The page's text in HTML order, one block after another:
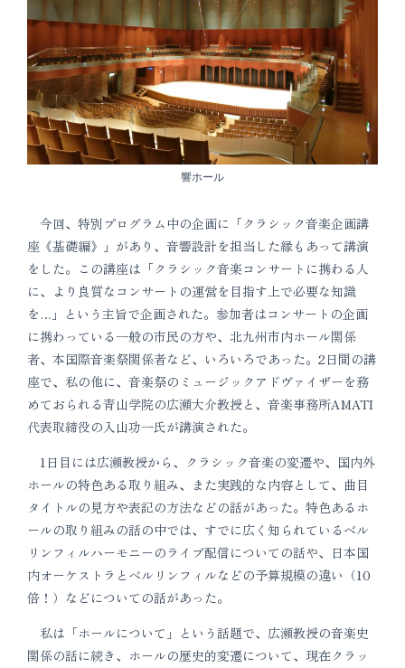
響ホール
今回、特別プログラム中の企画に「クラシック音楽企画講
座《基礎編》」があり、音響設計を担当した縁もあって講演
をした。この講座は「クラシック音楽コンサートに携わる人
に、より良質なコンサートの運営を目指す上で必要な知識
を…」という主旨で企画された。参加者はコンサートの企画
に携わっている一般の市民の方や、北九州市内ホール関係
者、本国際音楽祭関係者など、いろいろであった。2日間の講
座で、私の他に、音楽祭のミュージックアドヴァイザーを務
めておられる青山学院の広瀬大介教授と、音楽事務所AMATI
代表取締役の入山功一氏が講演された。
1日目には広瀬教授から、クラシック音楽の変遷や、国内外
ホールの特色ある取り組み、また実践的な内容として、曲目
タイトルの見方や表記の方法などの話があった。特色あるホ
ールの取り組みの話の中では、すでに広く知られているベル
リンフィルハーモニーのライブ配信についての話や、日本国
内オーケストラとベルリンフィルなどの予算規模の違い（10
倍！）などについての話があった。
私は「ホールについて」という話題で、広瀬教授の音楽史
関係の話に続き、ホールの歴史的変遷について、現在クラッ